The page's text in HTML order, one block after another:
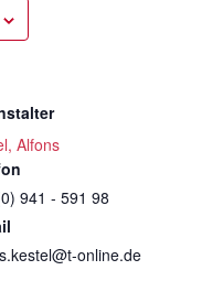
Alfons
941 - 591 98
online.de